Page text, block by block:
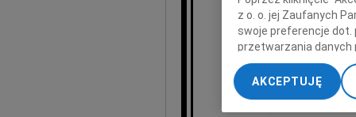
z o. o. jej Zaufanych
swoje preferencje dot.
przetwarzania danych
„Ustawienia
My, nasi Zaufani
dokładnych danych
AKCEPTUJĘ